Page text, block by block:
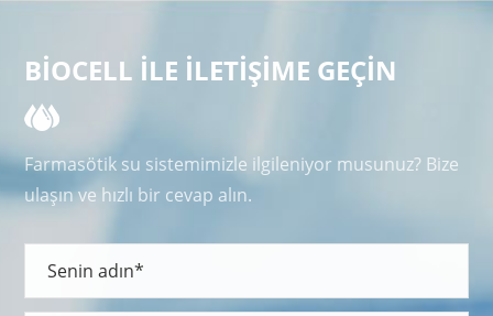
BIOCELL ILE ILETIŞIME GEÇIN
Farmasötik su sistemimizle ilgileniyor musunuz? Bize
ulaşın ve hızlı bir cevap alın.